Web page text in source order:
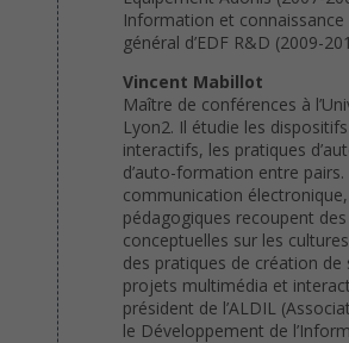
Information et
général d’EDF R&D (2009-
Vincent Mabillot
Maître de conférences à
Lyon2. Il étudie les
interactifs, les pratiques
d’auto-formation entre pairs.
communication
pédagogiques recoupent
conceptuelles sur les
des pratiques de création de
projets multimédia et
président de l’ALDIL
le Développement de